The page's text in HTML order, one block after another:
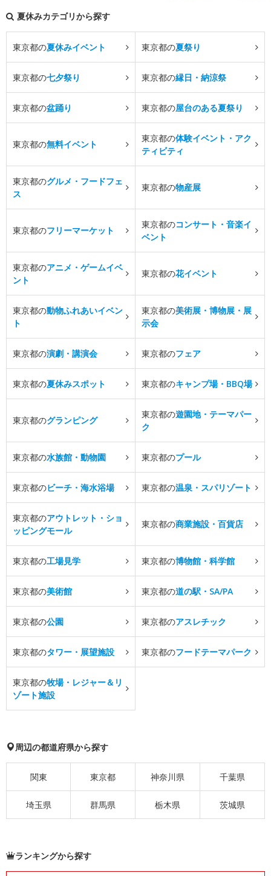
夏休みカテゴリから探す
東京都の夏休みイベント 東京都の夏祭り
東京都の七夕祭り 東京都の縁日・納涼祭
東京都の盆踊り 東京都の屋台のある夏祭り
東京都の無料イベント
東京都の体験イベント・アク
ティビティ
東京都のグルメ・フードフェ
ス
東京都の物産展
東京都のフリーマーケット
東京都のコンサート・音楽イ
ベント
東京都のアニメ・ゲームイベ
ント
東京都の花イベント
東京都の動物ふれあいイベン
ト
東京都の美術展・博物展・展
示会
東京都の演劇・講演会 東京都のフェア
東京都の夏休みスポット 東京都のキャンプ場・BBQ場
東京都のグランピング
東京都の遊園地・テーマパー
ク
東京都の水族館・動物園 東京都のプール
東京都のビーチ・海水浴場 東京都の温泉・スパリゾート
東京都のアウトレット・ショ
ッピングモール
東京都の商業施設・百貨店
東京都の工場見学 東京都の博物館・科学館
東京都の美術館 東京都の道の駅・SA/PA
東京都の公園 東京都のアスレチック
東京都のタワー・展望施設 東京都のフードテーマパーク
東京都の牧場・レジャー＆リ
ゾート施設
周辺の都道府県から探す
関東 東京都 神奈川県 千葉県
埼玉県 群馬県 栃木県 茨城県
ランキングから探す